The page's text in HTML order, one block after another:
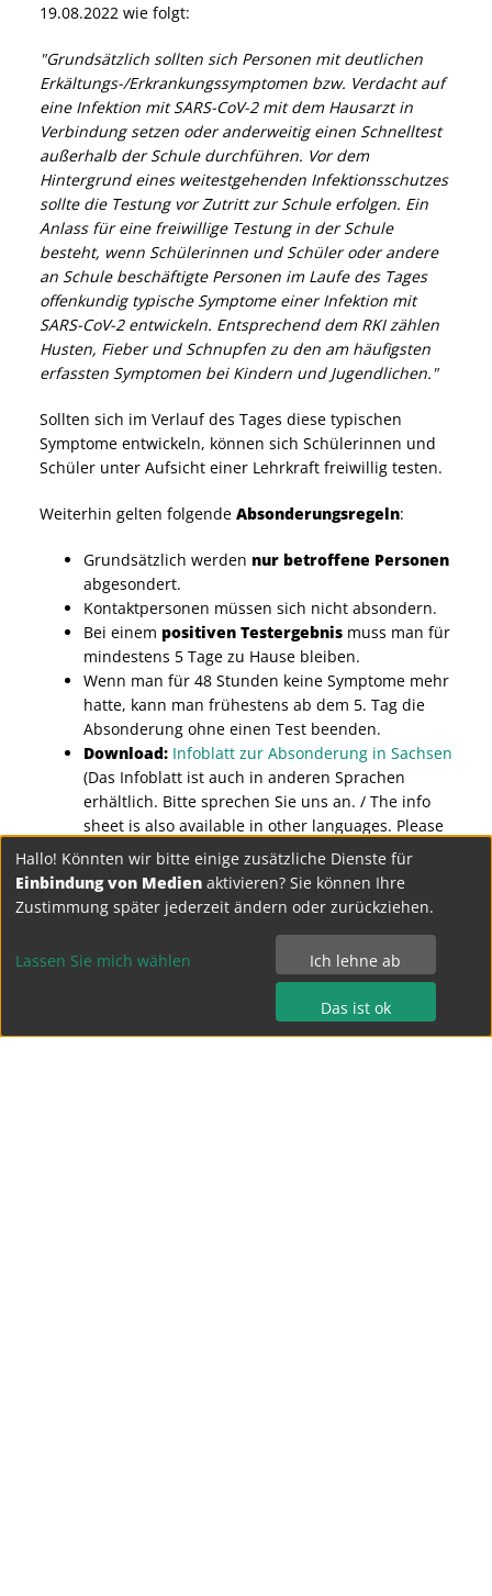
19.08.2022 wie folgt:
"Grundsätzlich sollten sich Personen mit deutlichen
Erkältungs-/Erkrankungssymptomen bzw. Verdacht auf
eine Infektion mit SARS-CoV-2 mit dem Hausarzt in
Verbindung setzen oder anderweitig einen Schnelltest
außerhalb der Schule durchführen. Vor dem
Hintergrund eines weitestgehenden Infektionsschutzes
sollte die Testung vor Zutritt zur Schule erfolgen. Ein
Anlass für eine freiwillige Testung in der Schule
besteht, wenn Schülerinnen und Schüler oder andere
an Schule beschäftigte Personen im Laufe des Tages
offenkundig typische Symptome einer Infektion mit
SARS-CoV-2 entwickeln. Entsprechend dem RKI zählen
Husten, Fieber und Schnupfen zu den am häufigsten
erfassten Symptomen bei Kindern und Jugendlichen."
Sollten sich im Verlauf des Tages diese typischen
Symptome entwickeln, können sich Schülerinnen und
Schüler unter Aufsicht einer Lehrkraft freiwillig testen.
Weiterhin gelten folgende Absonderungsregeln:
Grundsätzlich werden nur betroffene Personen
abgesondert.
Kontaktpersonen müssen sich nicht absondern.
Bei einem positiven Testergebnis muss man für
mindestens 5 Tage zu Hause bleiben.
Wenn man für 48 Stunden keine Symptome mehr
hatte, kann man frühestens ab dem 5. Tag die
Absonderung ohne einen Test beenden.
Download: Infoblatt zur Absonderung in Sachsen
(Das Infoblatt ist auch in anderen Sprachen
erhältlich. Bitte sprechen Sie uns an. / The info
sheet is also available in other languages. Please
contact us if needed.)
Aktuelle Informationen finden Sie auch imSMK-Blog
Hinweise zum Umgang mit Krankheits- und
Erkältungssymptomen bei Kindern in der
Kindertagesbetreuung und in Schulen
Hallo! Könnten wir bitte einige zusätzliche Dienste für
Einbindung von Medien aktivieren? Sie können Ihre
Zustimmung später jederzeit ändern oder zurückziehen.
Lassen Sie mich wählen Ich lehne ab
Das ist ok